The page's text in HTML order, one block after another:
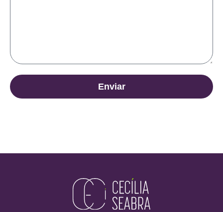
Enviar